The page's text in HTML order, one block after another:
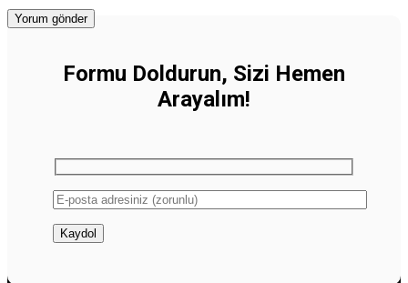
Formu Doldurun, Sizi Hemen
Arayalım!